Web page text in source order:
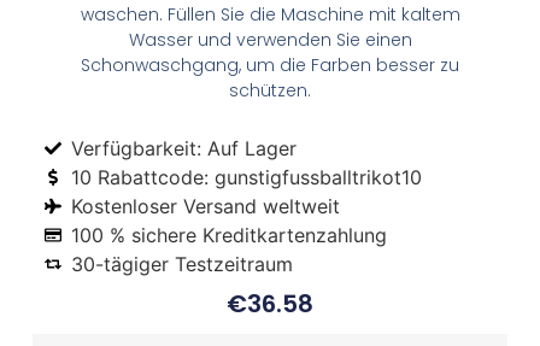
waschen. Füllen Sie die Maschine mit kaltem
Wasser und verwenden Sie einen
Schonwaschgang, um die Farben besser zu
schützen.
Verfügbarkeit: Auf Lager
10 Rabattcode: gunstigfussballtrikot10
Kostenloser Versand weltweit
100 % sichere Kreditkartenzahlung
30-tägiger Testzeitraum
€36.58